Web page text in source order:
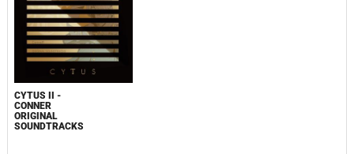
CYTUS II -
CONNER
ORIGINAL
SOUNDTRACKS